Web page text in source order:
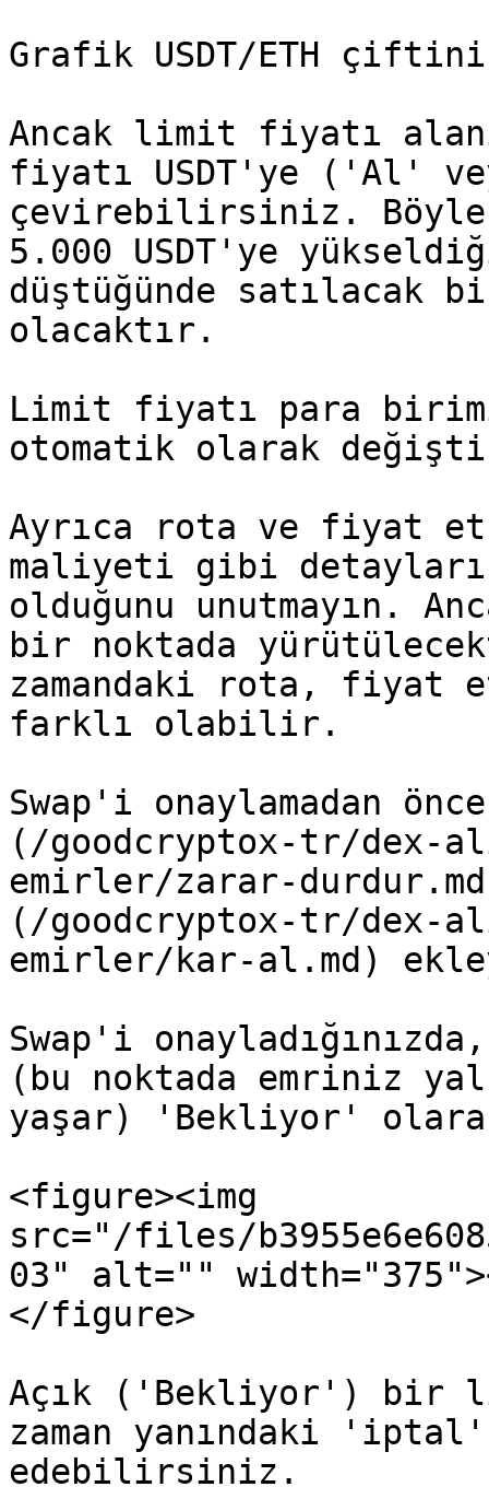
Grafik USDT/ETH
Ancak limit fiyatı
fiyatı USDT'ye ('Al'
çevirebilirsiniz.
5.000 USDT'ye
düştüğünde satılacak
olacaktır.
Limit fiyatı para
otomatik olarak
Ayrıca rota ve fiyat
maliyeti gibi
olduğunu unutmayın.
bir noktada
zamandaki rota, fiyat
farklı olabilir.
Swap'i onaylamadan
(/goodcryptox-tr/dex-
emirler/zarar-
(/goodcryptox-tr/dex-
emirler/kar-al.md)
Swap'i
(bu noktada emriniz
yaşar) 'Bekliyor'
<figure><img
src="/files/
03" alt=""
</figure>
Açık ('Bekliyor') bir
zaman yanındaki
edebilirsiniz.